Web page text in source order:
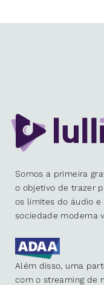
Somos a primeira
o objetivo de trazer
os limites do áudio e
sociedade moderna
Além disso, uma
com o streaming de